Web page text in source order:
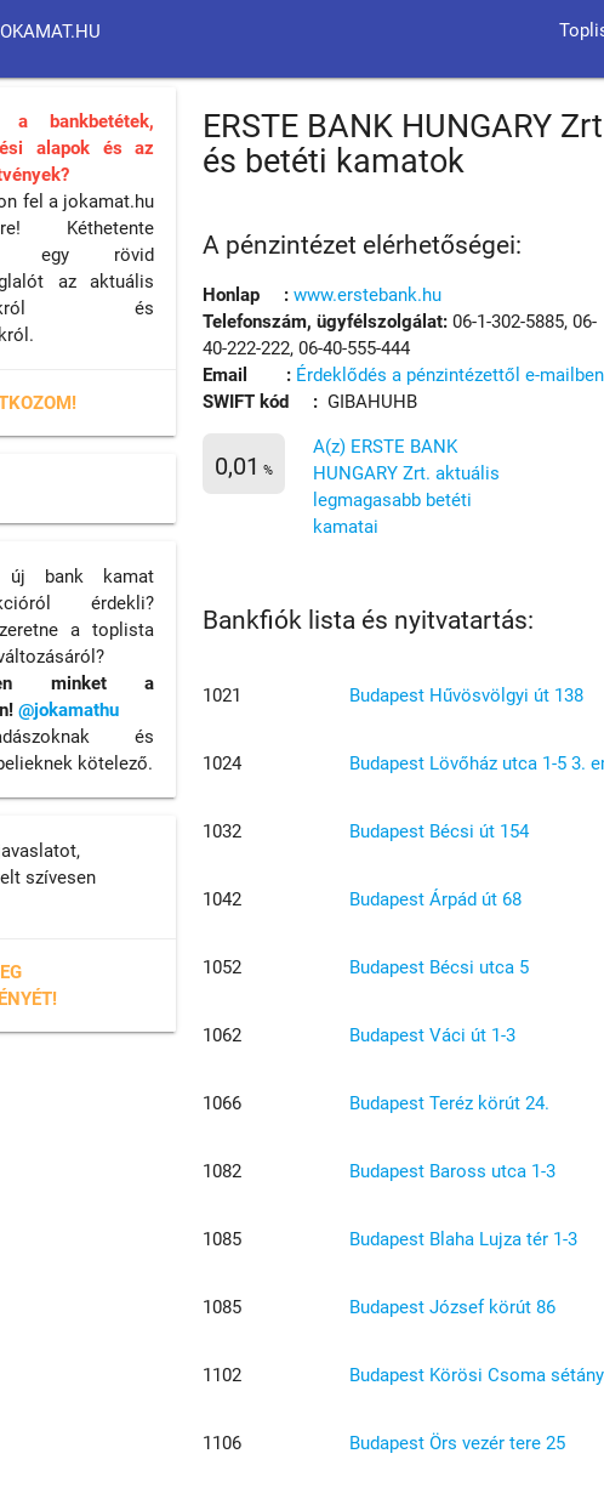
ERSTE BANK HUNGARY
és betéti kamatok
A pénzintézet elérhetőségei:
Honlap : www.erstebank.hu
Telefonszám, ügyfélszolgálat: 06-1-302-5885, 06-
40-222-222, 06-40-555-444
Email : Érdeklődés a pénzintézettől e-mailben
SWIFT kód : GIBAHUHB
0,01 %
A(z) ERSTE BANK
HUNGARY Zrt. aktuális
legmagasabb betéti
kamatai
Bankfiók lista és nyitvatartás:
1021 Budapest Hűvösvölgyi út 138
1024 Budapest Lövőház utca 1-5 3.
1032 Budapest Bécsi út 154
1042 Budapest Árpád út 68
1052 Budapest Bécsi utca 5
1062 Budapest Váci út 1-3
1066 Budapest Teréz körút 24.
1082 Budapest Baross utca 1-3
1085 Budapest Blaha Lujza tér 1-3
1085 Budapest József körút 86
1102 Budapest Körösi Csoma
1106 Budapest Örs vezér tere 25
a bankbetétek,
alapok és az
fel a jokamat.hu
Kéthetente
egy rövid
az aktuális
és
új bank kamat
érdekli?
a toplista
minket a
@jokamathu
és
kötelező.
szívesen